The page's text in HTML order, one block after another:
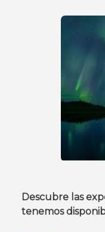
Descubre las
tenemos